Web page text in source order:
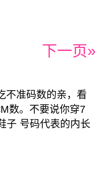
下一页»
不准码数的亲，看
数。不要说你穿7
子 号码代表的内长